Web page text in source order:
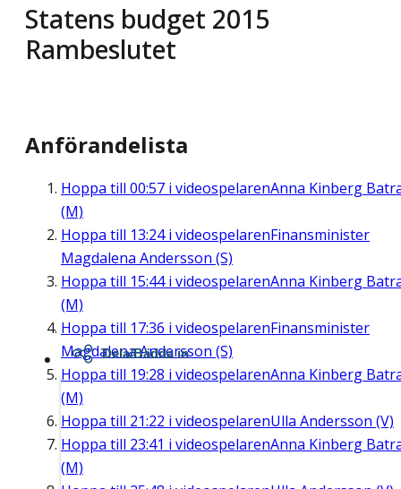
Statens budget 2015
Rambeslutet
Anförandelista
Hoppa till 00:57 i videospelarenAnna Kinberg
(M)
Hoppa till 13:24i videospelarenFinansminister
Magdalena Andersson (S)
Hoppa till 15:44i videospelarenAnna Kinberg
(M)
Hoppa till 17:36 i videospelarenFinansminister
Magdalena Andersson (S)
Hoppa till 19:28 i videospelarenAnna Kinberg
(M)
Hoppa till 21:22 i videospelarenUlla Andersson (V)
Hoppa till 23:41 i videospelarenAnna Kinberg
(M)
Dela/Bädda in